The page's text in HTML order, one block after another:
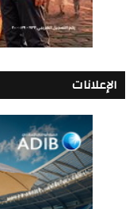
الإعلانات